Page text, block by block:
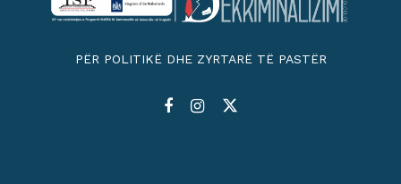
PËR POLITIKË DHE ZYRTARË TË PASTËR